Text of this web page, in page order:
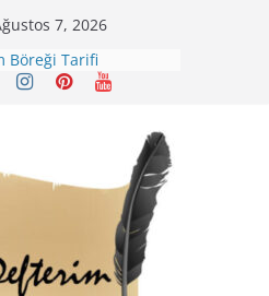
7, 2026
Böreği Tarifi
Pilavı Tarifi
Pirinç Pilavı Tarifi